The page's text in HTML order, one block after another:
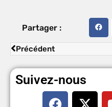
Partager :
Précédent
Suivez-nous